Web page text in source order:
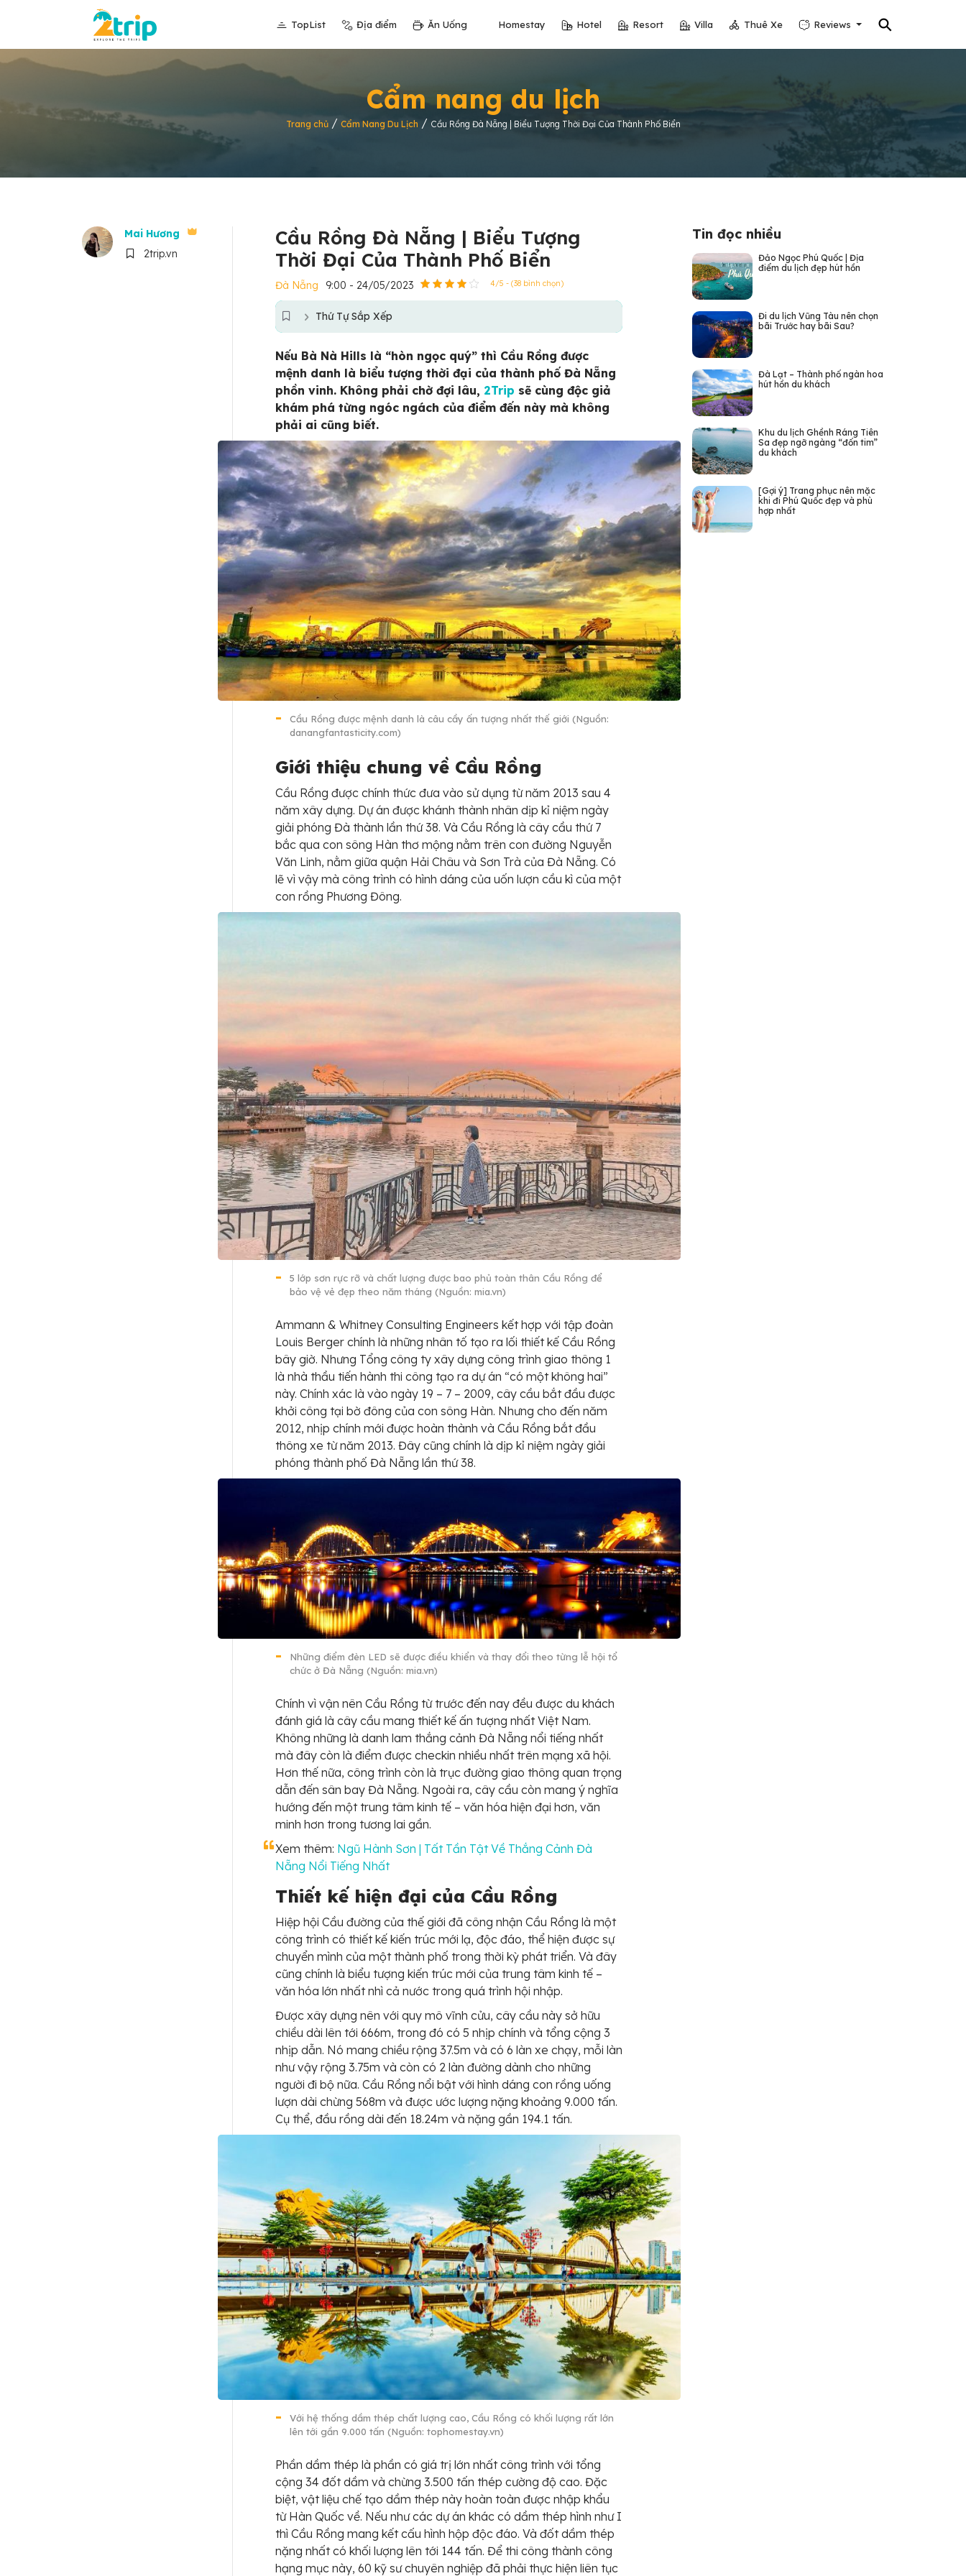
⚲
TopList Địa điểm Ăn Uống Homestay Hotel Resort Villa Thuê Xe Reviews
Cẩm nang du lịch
Trang chủ/ Cẩm Nang Du Lịch / Cầu Rồng Đà Nẵng | Biểu Tượng Thời Đại Của Thành Phố Biển
Mai Hương
2trip.vn
Cầu Rồng Đà Nẵng | Biểu Tượng
Thời Đại Của Thành Phố Biển
Đà Nẵng 9:00 - 24/05/2023 4/5 - (38 bình chọn)
Thứ Tự Sắp Xếp
Nếu Bà Nà Hills là “hòn ngọc quý” thì Cầu Rồng được
mệnh danh là biểu tượng thời đại của thành phố Đà Nẵng
phồn vinh. Không phải chờ đợi lâu, 2Trip sẽ cùng độc giả
khám phá từng ngóc ngách của điểm đến này mà không
phải ai cũng biết.
Cầu Rồng được mệnh danh là câu cầy ấn tượng nhất thế giới (Nguồn:
danangfantasticity.com)
Giới thiệu chung về Cầu Rồng
Cầu Rồng được chính thức đưa vào sử dụng từ năm 2013 sau 4
năm xây dựng. Dự án được khánh thành nhân dịp kỉ niệm ngày
giải phóng Đà thành lần thứ 38. Và Cầu Rồng là cây cầu thứ 7
bắc qua con sông Hàn thơ mộng nằm trên con đường Nguyễn
Văn Linh, nằm giữa quận Hải Châu và Sơn Trà của Đà Nẵng. Có
lẽ vì vậy mà công trình có hình dáng của uốn lượn cầu kì của một
con rồng Phương Đông.
5 lớp sơn rực rỡ và chất lượng được bao phủ toàn thân Cầu Rồng để
bảo vệ vẻ đẹp theo năm tháng (Nguồn: mia.vn)
Ammann & Whitney Consulting Engineers kết hợp với tập đoàn
Louis Berger chính là những nhân tố tạo ra lối thiết kế Cầu Rồng
bây giờ. Nhưng Tổng công ty xây dựng công trình giao thông 1
là nhà thầu tiến hành thi công tạo ra dự án “có một không hai”
này. Chính xác là vào ngày 19 – 7 – 2009, cây cầu bắt đầu được
khởi công tại bờ đông của con sông Hàn. Nhưng cho đến năm
2012, nhịp chính mới được hoàn thành và Cầu Rồng bắt đầu
thông xe từ năm 2013. Đây cũng chính là dịp kỉ niệm ngày giải
phóng thành phố Đà Nẵng lần thứ 38.
Những điểm đèn LED sẽ được điều khiển và thay đổi theo từng lễ hội tổ
chức ở Đà Nẵng (Nguồn: mia.vn)
Chính vì vận nên Cầu Rồng từ trước đến nay đều được du khách
đánh giá là cây cầu mang thiết kế ấn tượng nhất Việt Nam.
Không những là danh lam thắng cảnh Đà Nẵng nổi tiếng nhất
mà đây còn là điểm được checkin nhiều nhất trên mạng xã hội.
Hơn thế nữa, công trình còn là trục đường giao thông quan trọng
dẫn đến sân bay Đà Nẵng. Ngoài ra, cây cầu còn mang ý nghĩa
hướng đến một trung tâm kinh tế – văn hóa hiện đại hơn, văn
minh hơn trong tương lai gần.
Xem thêm: Ngũ Hành Sơn | Tất Tần Tật Về Thắng Cảnh Đà
Nẵng Nổi Tiếng Nhất
Thiết kế hiện đại của Cầu Rồng
Hiệp hội Cầu đường của thế giới đã công nhận Cầu Rồng là một
công trình có thiết kế kiến trúc mới lạ, độc đáo, thể hiện được sự
chuyển mình của một thành phố trong thời kỳ phát triển. Và đây
cũng chính là biểu tượng kiến trúc mới của trung tâm kinh tế –
văn hóa lớn nhất nhì cả nước trong quá trình hội nhập.
Được xây dựng nên với quy mô vĩnh cửu, cây cầu này sở hữu
chiều dài lên tới 666m, trong đó có 5 nhịp chính và tổng cộng 3
nhịp dẫn. Nó mang chiều rộng 37.5m và có 6 làn xe chạy, mỗi làn
như vậy rộng 3.75m và còn có 2 làn đường dành cho những
người đi bộ nữa. Cầu Rồng nổi bật với hình dáng con rồng uống
lượn dài chừng 568m và được ước lượng nặng khoảng 9.000 tấn.
Cụ thể, đầu rồng dài đến 18.24m và nặng gần 194.1 tấn.
Với hệ thống dầm thép chất lượng cao, Cầu Rồng có khối lượng rất lớn
lên tới gần 9.000 tấn (Nguồn: tophomestay.vn)
Phần dầm thép là phần có giá trị lớn nhất công trình với tổng
cộng 34 đốt dầm và chừng 3.500 tấn thép cường độ cao. Đặc
biệt, vật liệu chế tạo dầm thép này hoàn toàn được nhập khẩu
từ Hàn Quốc về. Nếu như các dự án khác có dầm thép hình như I
thì Cầu Rồng mang kết cấu hình hộp độc đáo. Và đốt dầm thép
nặng nhất có khối lượng lên tới 144 tấn. Để thi công thành công
hạng mục này, 60 kỹ sư chuyên nghiệp đã phải thực hiện liên tục
Tin đọc nhiều
Đảo Ngọc Phú Quốc | Địa
điểm du lịch đẹp hút hồn
Đi du lịch Vũng Tàu nên chọn
bãi Trước hay bãi Sau?
Đà Lạt – Thành phố ngàn hoa
hút hồn du khách
Khu du lịch Ghềnh Ráng Tiên
Sa đẹp ngỡ ngàng “đốn tim”
du khách
[Gợi ý] Trang phục nên mặc
khi đi Phú Quốc đẹp và phù
hợp nhất